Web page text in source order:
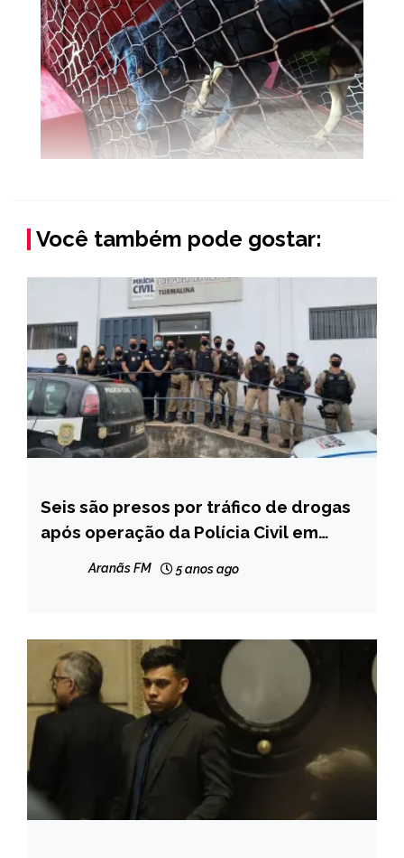
Você também pode gostar:
CAPELINHA
MINAS
Seis são presos por tráfico de drogas
após operação da Polícia Civil em
Aranãs FM 5 anos ago